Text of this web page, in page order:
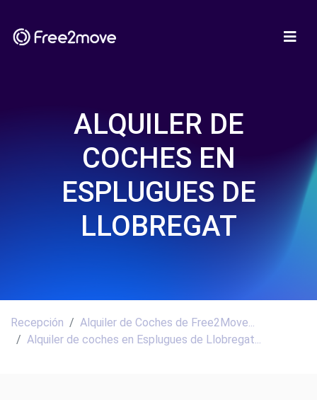
ALQUILER DE
COCHES EN
ESPLUGUES DE
LLOBREGAT
Recepción
Alquiler de Coches de Free2Move...
Alquiler de coches en Esplugues de Llobregat...